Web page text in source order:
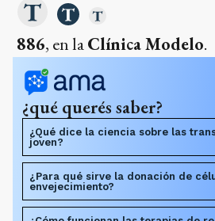
886, en laClínica Modelo.
¿qué querés saber?
¿Qué dice la ciencia sobre las
joven?
¿Para qué sirve la donación de
envejecimiento?